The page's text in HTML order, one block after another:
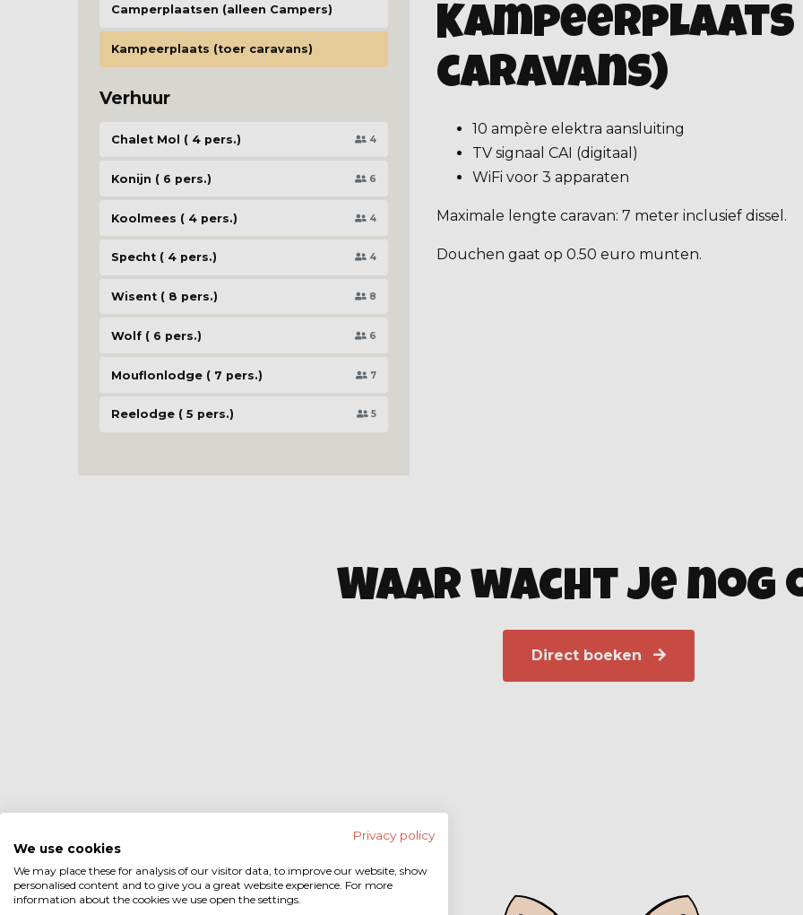
Camperplaatsen (alleen Campers)
Kampeerplaats (toer caravans)
Verhuur
Chalet Mol ( 4 pers.) 4
Konijn ( 6 pers.) 6
Koolmees ( 4 pers.) 4
Specht ( 4 pers.) 4
Wisent ( 8 pers.) 8
Wolf ( 6 pers.) 6
Mouflonlodge ( 7 pers.) 7
Reelodge ( 5 pers.) 5
caravans)
10 ampère elektra aansluiting
TV signaal CAI (digitaal)
WiFi voor 3 apparaten
Maximale lengte caravan: 7 meter inclusief dissel.
Douchen gaat op 0.50 euro munten.
Waar wacht je nog
Direct boeken
Privacy policy
We use cookies
We may place these for analysis of our visitor data, to improve our website, show
personalised content and to give you a great website experience. For more
information about the cookies we use open the settings.